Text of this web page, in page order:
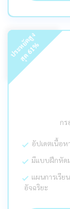
ป
ร
ะ
ห
ยั
ด
สู
ง
สุ
ด
61
%
กร
อัปเดตเนื้อ
มีแบบฝึกหัด
แผนการเรีย
อัจฉริยะ